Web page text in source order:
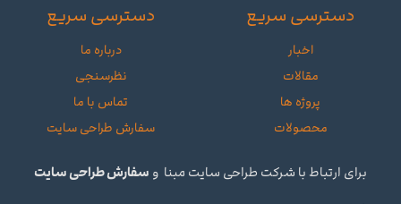
دسترسی سریع
اخبار
مقالات
پروژه ها
محصولات
دسترسی سریع
درباره ما
نظرسنجی
تماس با ما
سفارش طراحی سایت
برای ارتباط با شرکت طراحی سایت مبنا و سفارش طراحی سایت